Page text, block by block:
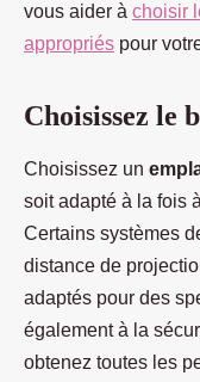
vous aider à choisir
appropriés pour
Choisissez le
Choisissez un
soit adapté à la fois
Certains systèmes
distance de
adaptés pour des
également à la
obtenez toutes les